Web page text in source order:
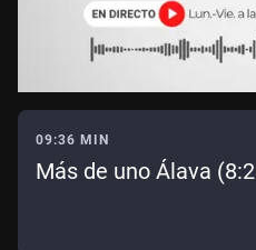
09:36 MIN
Más de uno Álava